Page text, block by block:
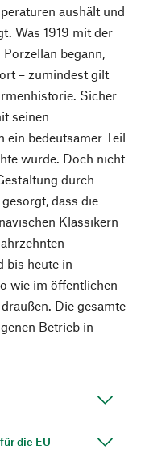
aushält und
Was 1919 mit der
begann,
– zumindest gilt
Sicher
seinen
ein bedeutsamer Teil
wurde. Doch nicht
durch
dass die
Klassikern
bis heute in
wie im öffentlichen
Die gesamte
Betrieb in
die EU